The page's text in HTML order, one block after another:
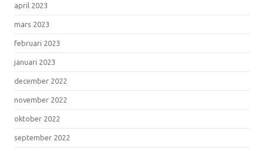
april 2023
mars 2023
februari 2023
januari 2023
december 2022
november 2022
oktober 2022
september 2022